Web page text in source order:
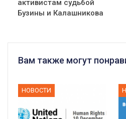
активистам судьбой
Бузины и Калашникова
Вам также могут
НОВОСТИ